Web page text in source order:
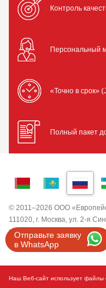
Отправьте заявку
в WhatsApp
Контроль
Персональный
«Точно в срок»
Полный пакет
© 2011–2026 ООО
111020, г. Москва, ул. 2-я
помещение I, комната 5
ИНН 7743820503 ООО "ЕМК"
Наш Веб-сайт использует файлы